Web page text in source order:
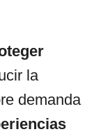
la
demanda